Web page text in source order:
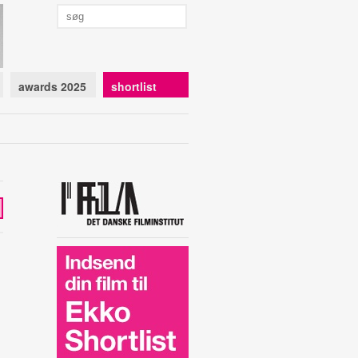
awards 2025 shortlist